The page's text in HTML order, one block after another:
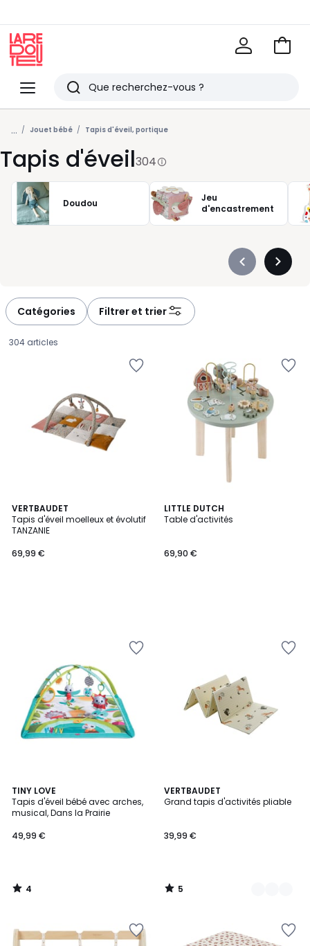
Menu
Redoute
Rechercher
Derniers
articles
vus
Voir
... Jouet bébé Tapis d'éveil, portique
Tapis d'éveil304
Doudou
Jeu
d'encastrement
Précédent
Catégories Filtrer et trier
304 articles
VERTBAUDET
Tapis d'éveil moelleux et évolutif
TANZANIE
€.
69,99 €
LITTLE DUTCH
Table d'activités
69,90 €
TINY LOVE
Tapis d'éveil bébé avec arches,
musical, Dans la Prairie
49,99 €
4
/
5
4
/
VERTBAUDET
Grand tapis d'activités pliable
39,99 €
5
/
2
Couleurs
5
/